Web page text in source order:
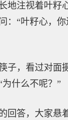
地注视着叶籽
：“叶籽心，
子，看过对面
什么不呢？”
回答，大家悬